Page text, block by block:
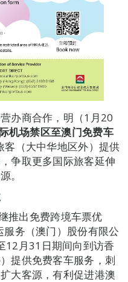
办商合作，明（1月20
机场禁区至澳门免费车
客（大中华地区外）提供
争取更多国际旅客延伸
。
推出免费跨境车票优
务（澳门）股份有限公
12月31日期间向到访香
提供免费客车服务，刺
大客源，有利促进港澳